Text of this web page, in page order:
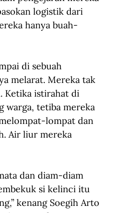
logistik dari
hanya buah-
di sebuah
melarat. Mereka tak
Ketika istirahat di
warga, tetiba mereka
lompat dan
Air liur mereka
dan diam-diam
si kelinci itu
kenang Soegih Arto